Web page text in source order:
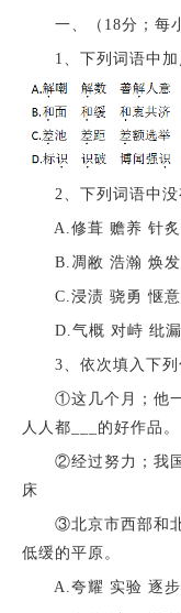
一、（18分；每小
1、下列词语中加
2、下列词语中没
A.修葺 赡养 针炙
B.凋敝 浩瀚 焕发
C.浸渍 骁勇 惬意
D.气概 对峙 纰漏
3、依次填入下列
①这几个月；他一
人人都___的好作品。
②经过努力；我国
床
③北京市西部和北
低缓的平原。
A.夸耀 实验 逐步